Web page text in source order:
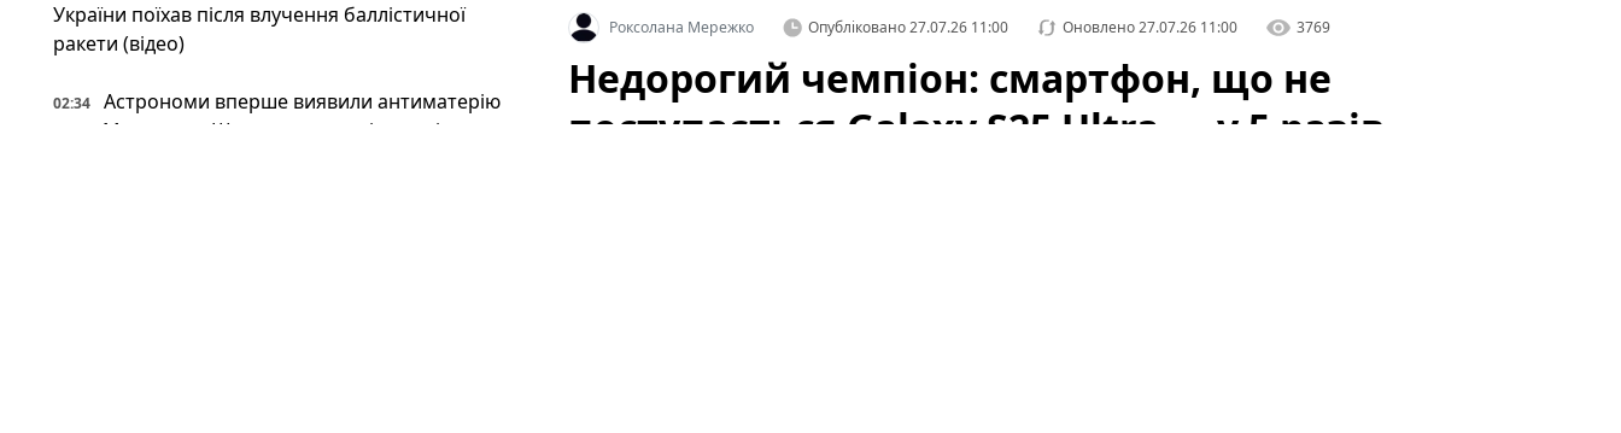
України поїхав після влучення баллістичної
ракети (відео)
02:34
Астрономи вперше виявили антиматерію
поза Молочним Шляхом — вона інша, ніж
Роксолана Мережко Опубліковано27.07.26 11:00 Оновлено27.07.26 11:00 3769
Недорогий чемпіон: смартфон, що не
поступається Galaxy S25 Ultra — у 5 разів